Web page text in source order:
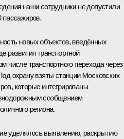
наши сотрудники не допустили
пассажиров.
новых объектов, введённых
развития транспортной
числе транспортного перехода через
охрану взяты станции Московских
которые интегрированы
сообщением
региона.
уделялось выявлению, раскрытию